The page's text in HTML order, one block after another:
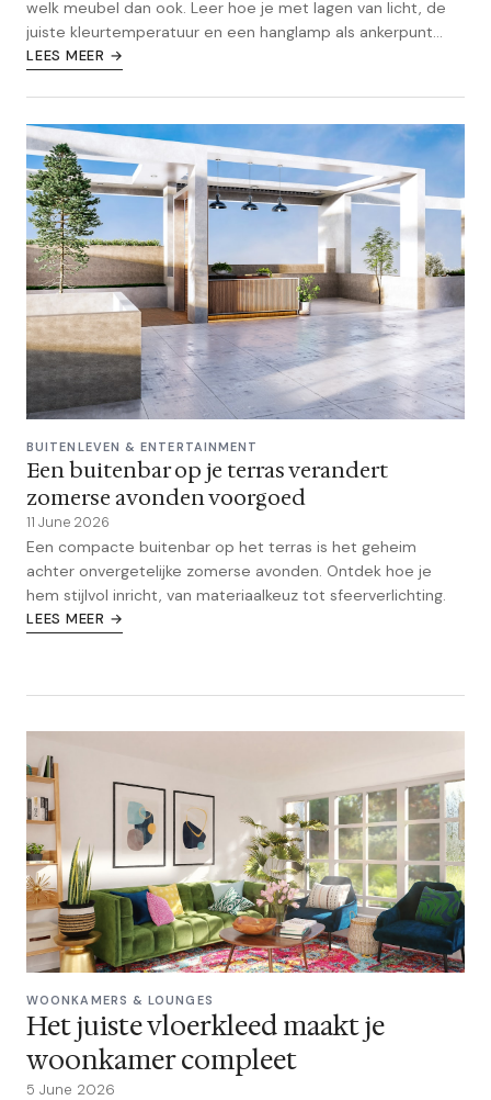
welk meubel dan ook. Leer hoe je met lagen van licht, de
juiste kleurtemperatuur en een hanglamp als ankerpunt
een luxe sfeer creëert.
LEES MEER →
BUITENLEVEN & ENTERTAINMENT
Een buitenbar op je terras verandert
zomerse avonden voorgoed
11 June 2026
Een compacte buitenbar op het terras is het geheim
achter onvergetelijke zomerse avonden. Ontdek hoe je
hem stijlvol inricht, van materiaalkeuz tot sfeerverlichting.
LEES MEER →
WOONKAMERS & LOUNGES
Het juiste vloerkleed maakt je
woonkamer compleet
5 June 2026